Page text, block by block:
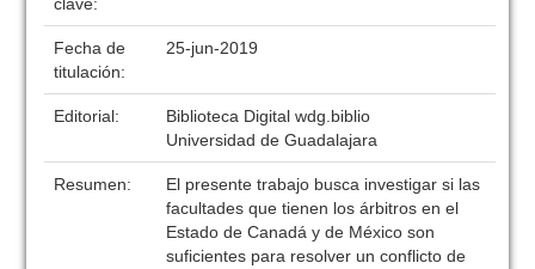
Fecha de
titulación:
25-jun-2019
Editorial:
Biblioteca Digital wdg.biblio
Universidad de Guadalajara
Resumen:
El presente trabajo busca investigar si las
facultades que tienen los árbitros en el
Estado de Canadá y de México son
suficientes para resolver un conflicto de